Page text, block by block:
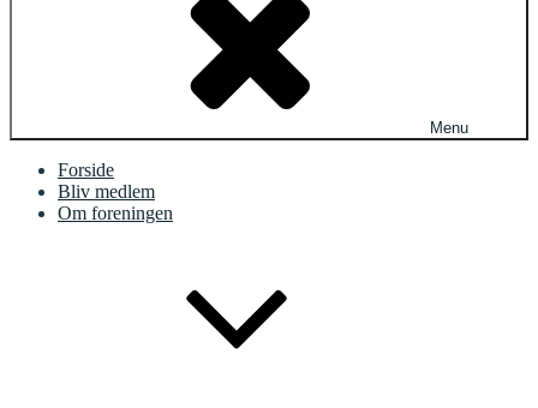
Menu
Forside
Bliv medlem
Om foreningen